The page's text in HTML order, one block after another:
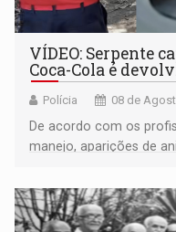
VÍDEO: Serpente
Coca-Cola é
Polícia 08 de
De acordo com os
manejo, aparições de